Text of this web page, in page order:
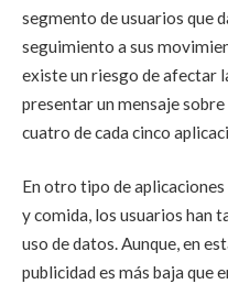
segmento de usuarios que
seguimiento a sus
existe un riesgo de afectar
presentar un mensaje
cuatro de cada cinco
En otro tipo de
y comida, los usuarios han
uso de datos. Aunque, en
publicidad es más baja que